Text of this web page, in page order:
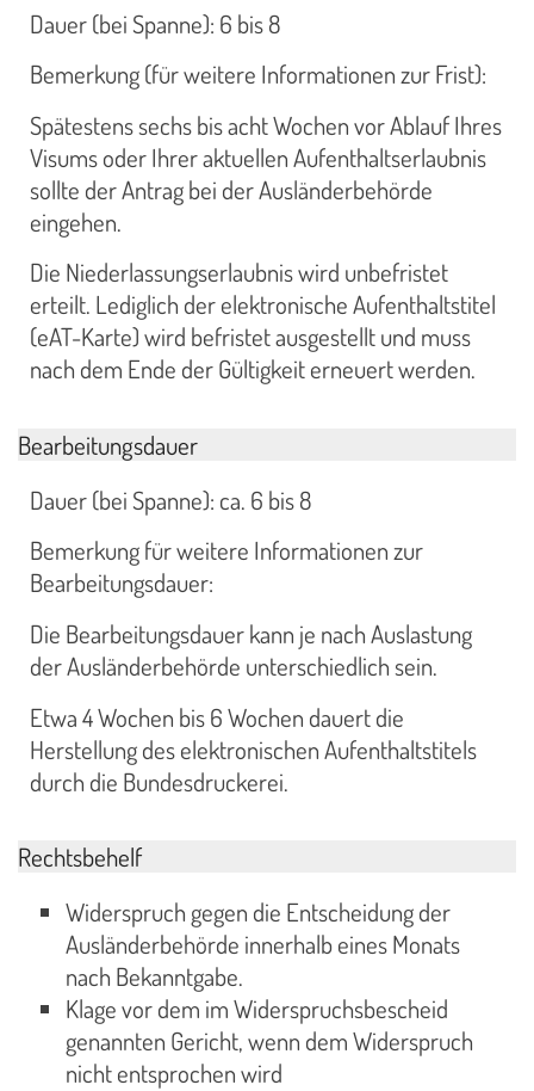
Dauer (bei Spanne): 6 bis 8
Bemerkung (für weitere Informationen zur Frist):
Spätestens sechs bis acht Wochen vor Ablauf Ihres
Visums oder Ihrer aktuellen Aufenthaltserlaubnis
sollte der Antrag bei der Ausländerbehörde
eingehen.
Die Niederlassungserlaubnis wird unbefristet
erteilt. Lediglich der elektronische Aufenthaltstitel
(eAT-Karte) wird befristet ausgestellt und muss
nach dem Ende der Gültigkeit erneuert werden.
Bearbeitungsdauer
Dauer (bei Spanne): ca. 6 bis 8
Bemerkung für weitere Informationen zur
Bearbeitungsdauer:
Die Bearbeitungsdauer kann je nach Auslastung
der Ausländerbehörde unterschiedlich sein.
Etwa 4 Wochen bis 6 Wochen dauert die
Herstellung des elektronischen Aufenthaltstitels
durch die Bundesdruckerei.
Rechtsbehelf
Widerspruch gegen die Entscheidung der
Ausländerbehörde innerhalb eines Monats
nach Bekanntgabe.
Klage vor dem im Widerspruchsbescheid
genannten Gericht, wenn dem Widerspruch
nicht entsprochen wird